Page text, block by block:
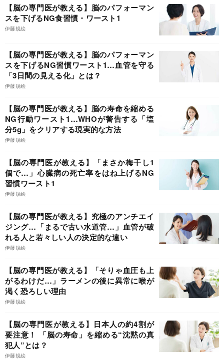
【脳の専門医が教える】脳のパフォーマン
スを下げるNG食習慣・ワースト1
伊藤規絵
【脳の専門医が教える】脳のパフォーマン
スを下げるNG習慣ワースト1…血管を守る
「3日間の見える化」とは？
伊藤規絵
【脳の専門医が教える】脳の寿命を縮める
NG行動ワースト1…WHOが警告する「塩
分5g」をクリアする現実的な方法
伊藤規絵
【脳の専門医が教える】「まさか梅干し1
個で…」心臓病の死亡率をはね上げるNG
習慣ワースト1
伊藤規絵
【脳の専門医が教える】究極のアンチエイ
ジング…「まるで古い水道管…」血管が破
れる人と若々しい人の決定的な違い
伊藤規絵
【脳の専門医が教える】「そりゃ血圧も上
がるわけだ…」ラーメンの後に異常に喉が
渇く恐ろしい理由
伊藤規絵
【脳の専門医が教える】日本人の約4割が
要注意！ 「脳の寿命」を縮める“沈黙の真
犯人”とは？
伊藤規絵